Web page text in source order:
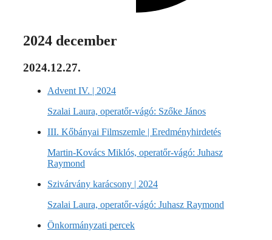
2024 december
2024.12.27.
Advent IV. | 2024
Szalai Laura, operatőr-vágó: Szőke János
III. Kőbányai Filmszemle | Eredményhirdetés
Martin-Kovács Miklós, operatőr-vágó: Juhasz
Raymond
Szivárvány karácsony | 2024
Szalai Laura, operatőr-vágó: Juhasz Raymond
Önkormányzati percek